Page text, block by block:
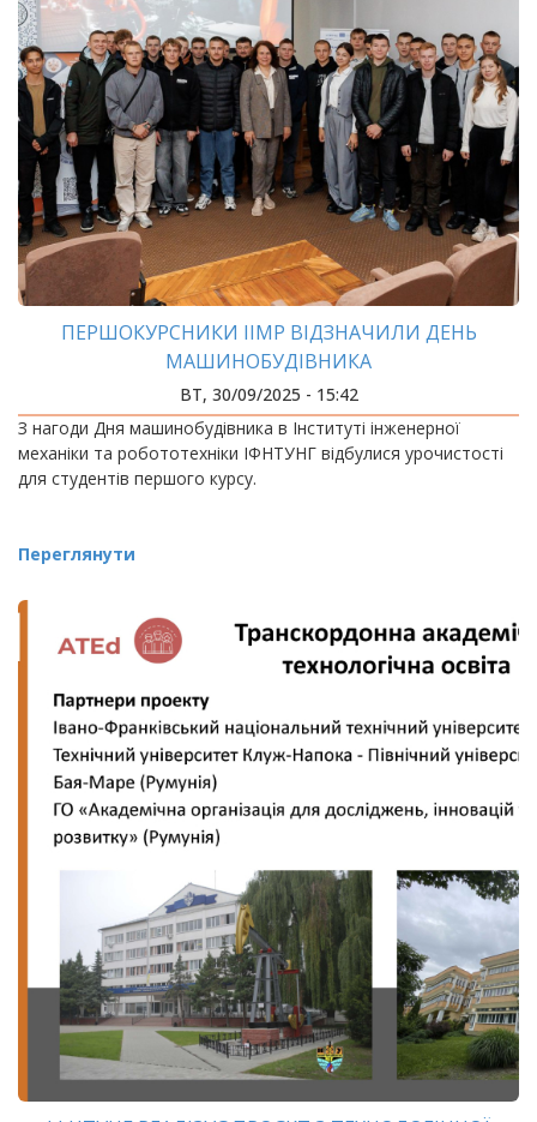
ПЕРШОКУРСНИКИ ІІМР ВІДЗНАЧИЛИ ДЕНЬ
МАШИНОБУДІВНИКА
ВТ, 30/09/2025 - 15:42
З нагоди Дня машинобудівника в Інституті інженерної
механіки та робототехніки ІФНТУНГ відбулися урочистості
для студентів першого курсу.
Переглянути